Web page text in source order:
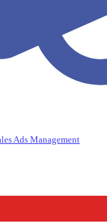
Ads Management